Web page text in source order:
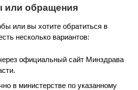
или обращения
или вы хотите обратиться в
несколько вариантов:
официальный сайт Минздрава
в министерстве по указанному